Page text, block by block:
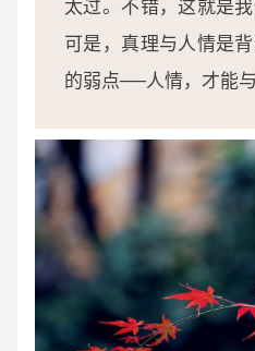
太过。不错，这就是
可是，真理与人情是
的弱点──人情，才能